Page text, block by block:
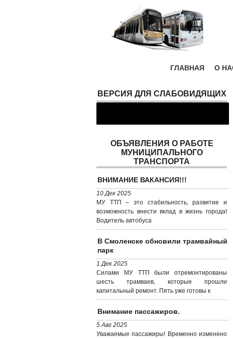
ГЛАВНАЯ О
ВЕРСИЯ ДЛЯ СЛАБОВИДЯЩИХ
ОБЪЯВЛЕНИЯ О РАБОТЕ
МУНИЦИПАЛЬНОГО
ТРАНСПОРТА
ВНИМАНИЕ ВАКАНСИЯ!!!
10 Дек 2025
МУ ТТП – это стабильность, развитие и
возможность внести вклад в жизнь города!
Водитель автобуса
В Смоленске обновили трамвайный
парк
1 Дек 2025
Силами МУ ТТП были отремонтированы
шесть трамваев, которые прошли
капитальный ремонт. Пять уже готовы к
Внимание пассажиров.
5 Авг 2025
Уважаемые пассажиры! Временно изменено